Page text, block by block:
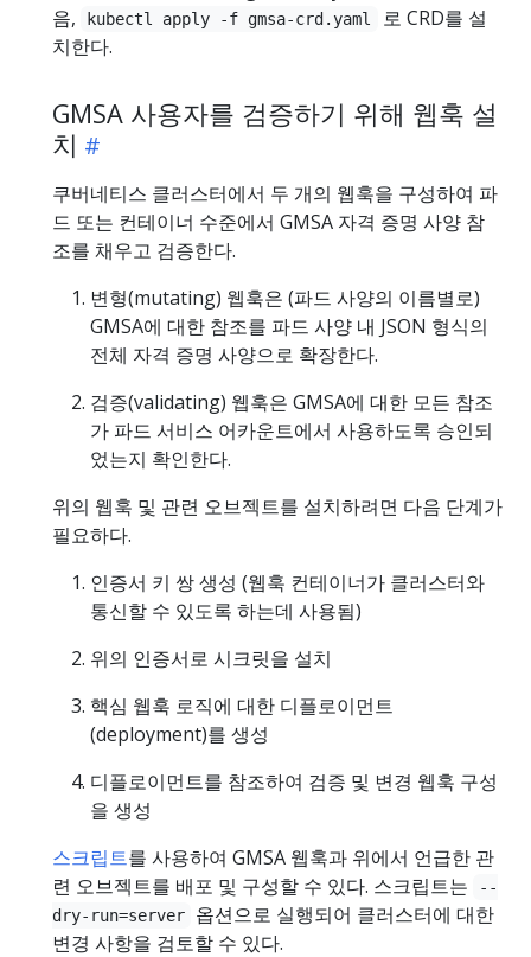
음,
kubectl apply -f gmsa-crd.yaml
로 CRD를 설
치한다.
GMSA 사용자를 검증하기 위해 웹훅 설
치
쿠버네티스 클러스터에서 두 개의 웹훅을 구성하여 파
드 또는 컨테이너 수준에서 GMSA 자격 증명 사양 참
조를 채우고 검증한다.
변형(mutating) 웹훅은 (파드 사양의 이름별로)
GMSA에 대한 참조를 파드 사양 내 JSON 형식의
전체 자격 증명 사양으로 확장한다.
검증(validating) 웹훅은 GMSA에 대한 모든 참조
가 파드 서비스 어카운트에서 사용하도록 승인되
었는지 확인한다.
위의 웹훅 및 관련 오브젝트를 설치하려면 다음 단계가
필요하다.
인증서 키 쌍 생성 (웹훅 컨테이너가 클러스터와
통신할 수 있도록 하는데 사용됨)
위의 인증서로 시크릿을 설치
핵심 웹훅 로직에 대한 디플로이먼트
(deployment)를 생성
디플로이먼트를 참조하여 검증 및 변경 웹훅 구성
을 생성
스크립트를 사용하여 GMSA 웹훅과 위에서 언급한 관
련 오브젝트를 배포 및 구성할 수 있다. 스크립트는
--
dry-run=server
옵션으로 실행되어 클러스터에 대한
변경 사항을 검토할 수 있다.